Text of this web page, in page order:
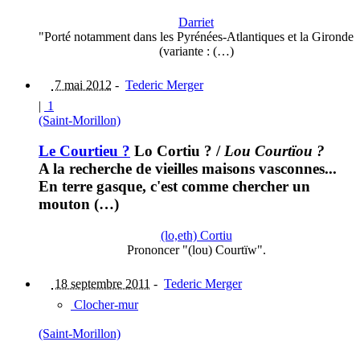
Darriet
"Porté notamment dans les Pyrénées-Atlantiques et la Gironde
(variante : (…)
7 mai 2012 - Tederic Merger
| 1
(Saint-Morillon)
Le Courtieu ? Lo Cortiu ? /Lou Courtïou ?
A la recherche de vieilles maisons vasconnes...
En terre gasque, c'est comme chercher un
mouton (…)
(lo,eth) Cortiu
Prononcer "(lou) Courtïw".
18 septembre 2011 - Tederic Merger
Clocher-mur
(Saint-Morillon)